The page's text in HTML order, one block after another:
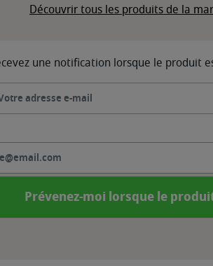
Découvrir tous les produits de la
une notification lorsque le produit
Prévenez-moi lorsque le